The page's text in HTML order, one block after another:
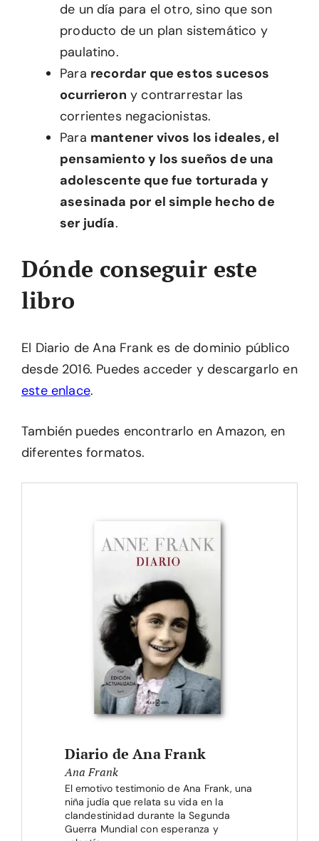
de un día para el otro, sino que son
producto de un plan sistemático y
paulatino.
Para recordar que estos sucesos
ocurrieron y contrarrestar las
corrientes negacionistas.
Para mantener vivos los ideales, el
pensamiento y los sueños de una
adolescente que fue torturada y
asesinada por el simple hecho de
ser judía.
Dónde conseguir este
libro
El Diario de Ana Frank es de dominio público
desde 2016. Puedes acceder y descargarlo en
este enlace.
También puedes encontrarlo en Amazon, en
diferentes formatos.
Diario de Ana Frank
Ana Frank
El emotivo testimonio de Ana Frank, una
niña judía que relata su vida en la
clandestinidad durante la Segunda
Guerra Mundial con esperanza y